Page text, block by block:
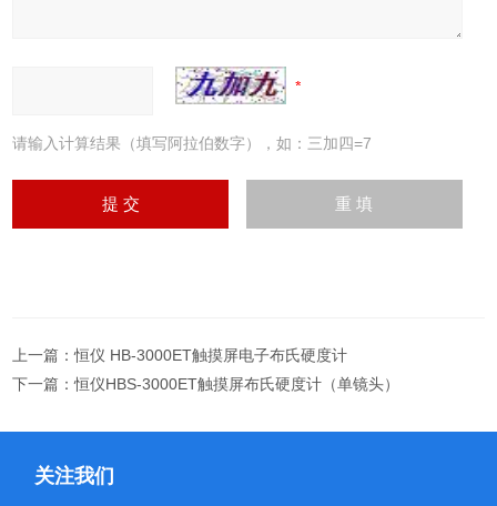
请输入计算结果（填写阿拉伯数字），如：三加四=7
上一篇：恒仪 HB-3000ET触摸屏电子布氏硬度计
下一篇：恒仪HBS-3000ET触摸屏布氏硬度计（单镜头）
关注我们